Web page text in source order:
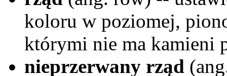
koloru w poziomej,
którymi nie ma kamieni
nieprzerwany rząd